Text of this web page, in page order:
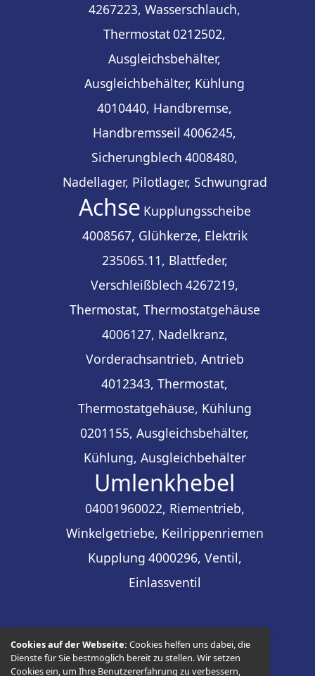
Cookies auf der Webseite:Cookies helfen uns dabei, die
Dienste für Sie bestmöglich bereit zu stellen. Wir setzen
Cookies ein, um Ihre Benutzererfahrung zu verbessern,
4267223, Wasserschlauch,
Thermostat0212502,
Ausgleichsbehälter,
Ausgleichbehälter, Kühlung
4010440, Handbremse,
Handbremsseil 4006245,
Sicherungblech 4008480,
Nadellager, Pilotlager, Schwungrad
Achse Kupplungsscheibe
4008567, Glühkerze, Elektrik
235065.11, Blattfeder,
Verschleißblech 4267219,
Thermostat, Thermostatgehäuse
4006127, Nadelkranz,
Vorderachsantrieb, Antrieb
4012343, Thermostat,
Thermostatgehäuse, Kühlung
0201155, Ausgleichsbehälter,
Kühlung, Ausgleichbehälter
Umlenkhebel
04001960022, Riementrieb,
Winkelgetriebe, Keilrippenriemen
Kupplung 4000296, Ventil,
Einlassventil
© 2026 -Thüringer Ersatzteilhandel